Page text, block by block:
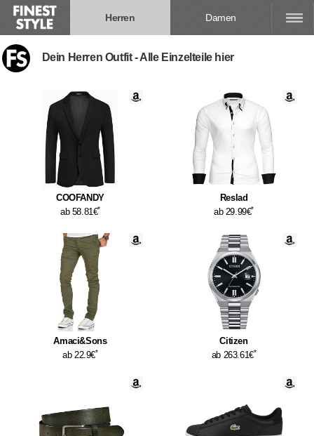
Herren Damen
Dein Herren Outfit - Alle Einzelteile hier
COOFANDY
ab 58.81€*
Reslad
ab 29.99€*
Amaci&Sons
ab 22.9€*
Citizen
ab 263.61€*